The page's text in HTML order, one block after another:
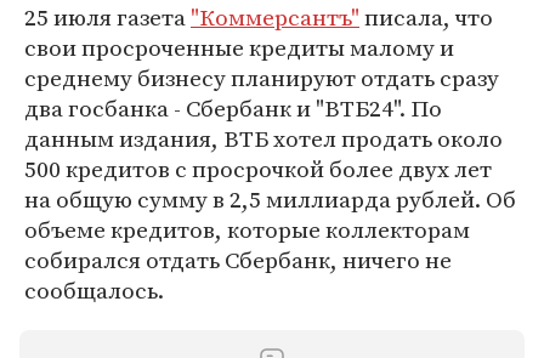
25 июля газета"Коммерсантъ"писала, что
свои просроченные кредиты малому и
среднему бизнесу планируют отдать сразу
два госбанка - Сбербанк и "ВТБ24". По
данным издания, ВТБ хотел продать около
500 кредитов с просрочкой более двух лет
на общую сумму в 2,5 миллиарда рублей. Об
объеме кредитов, которые коллекторам
собирался отдать Сбербанк, ничего не
сообщалось.